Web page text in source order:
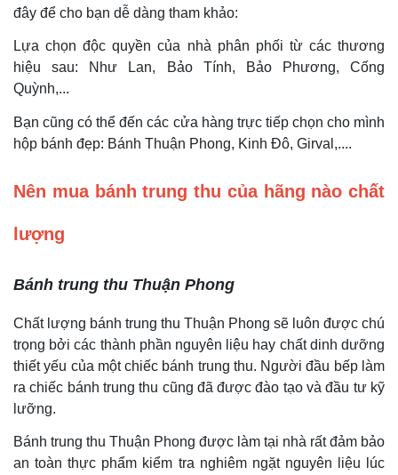
đây để cho bạn dễ dàng tham khảo:
Lựa chọn độc quyền của nhà phân phối từ các thương
hiệu sau: Như Lan, Bảo Tính, Bảo Phương, Cống
Quỳnh,...
Bạn cũng có thể đến các cửa hàng trực tiếp chọn cho mình
hộp bánh đẹp: Bánh Thuận Phong, Kinh Đô, Girval,....
Nên mua bánh trung thu của hãng nào chất
lượng
Bánh trung thu Thuận Phong
Chất lượng bánh trung thu Thuận Phong sẽ luôn được chú
trọng bởi các thành phần nguyên liệu hay chất dinh dưỡng
thiết yếu của một chiếc bánh trung thu. Người đầu bếp làm
ra chiếc bánh trung thu cũng đã được đào tạo và đầu tư kỹ
lưỡng.
Bánh trung thu Thuận Phong được làm tại nhà rất đảm bảo
an toàn thực phẩm kiểm tra nghiêm ngặt nguyên liệu lúc